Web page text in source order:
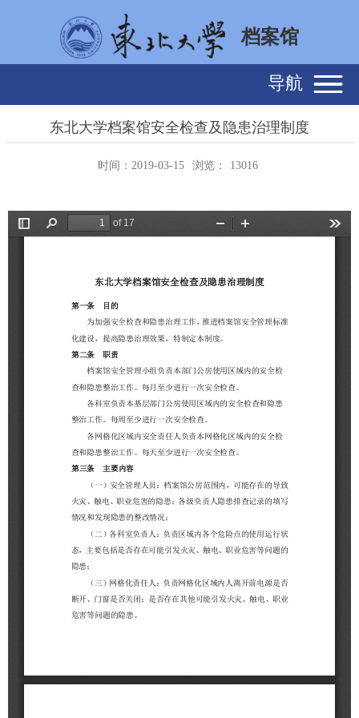
档案馆
导航
东北大学档案馆安全检查及隐患治理制度
时间：2019-03-15 浏览： 13016